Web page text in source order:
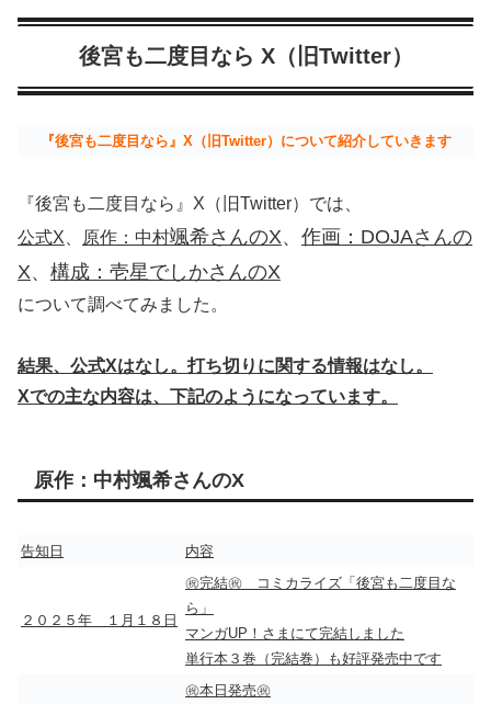
後宮も二度目なら X（旧Twitter）
『後宮も二度目なら』X（旧Twitter）について紹介していきます
『後宮も二度目なら』X（旧Twitter）では、
公式X
原作：中村颯希さんのX、 作画：DOJAさんの
X、 構成：壱星でしかさんのX
について調べてみました。
結果、公式Xはなし。打ち切りに関する情報はなし。
Xでの主な内容は、下記のようになっています。
原作：中村颯希さんのX
告知日 内容
２０２５年 １月１８日
㊗完結㊗ コミカライズ「後宮も二度目な
ら」
マンガUP！さまにて完結しました
単行本３巻（完結巻）も好評発売中です
㊗本日発売㊗